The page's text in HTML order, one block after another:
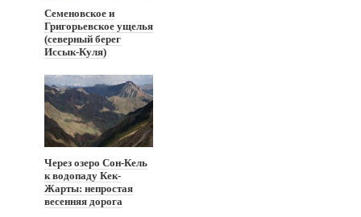
Семеновское и
Григорьевское ущелья
(северный берег
Иссык-Куля)
Через озеро Сон-Кель
к водопаду Кек-
Жарты: непростая
весенняя дорога